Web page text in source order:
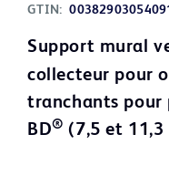
GTIN: 00382903054091
Support mural
collecteur pour
tranchants pour
BD® (7,5 et 11,3